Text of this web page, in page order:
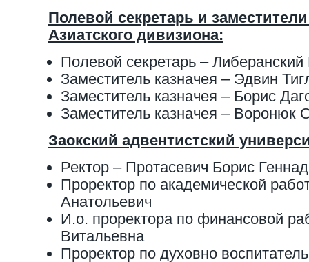
Полевой секретарь и
Азиатского дивизиона:
Полевой секретарь –
Заместитель казначея – Эдвин
Заместитель казначея – Борис
Заместитель казначея – Воронюк
Заокский адвентистский
Ректор – Протасевич Борис
Проректор по академической
Анатольевич
И.о. проректора по финансовой
Витальевна
Проректор по духовно